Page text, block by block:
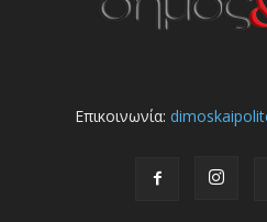
Επικοινωνία: